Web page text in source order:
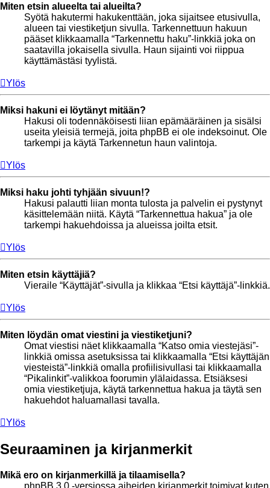
Miten etsin alueelta tai alueilta?
Syötä hakutermi hakukenttään, joka sijaitsee etusivulla,
alueen tai viestiketjun sivulla. Tarkennettuun hakuun
pääset klikkaamalla “Tarkennettu haku”-linkkiä joka on
saatavilla jokaisella sivulla. Haun sijainti voi riippua
käyttämästäsi tyylistä.
Ylös
Miksi hakuni ei löytänyt mitään?
Hakusi oli todennäköisesti liian epämääräinen ja sisälsi
useita yleisiä termejä, joita phpBB ei ole indeksoinut. Ole
tarkempi ja käytä Tarkennetun haun valintoja.
Ylös
Miksi haku johti tyhjään sivuun!?
Hakusi palautti liian monta tulosta ja palvelin ei pystynyt
käsittelemään niitä. Käytä “Tarkennettua hakua” ja ole
tarkempi hakuehdoissa ja alueissa joilta etsit.
Ylös
Miten etsin käyttäjiä?
Vieraile “Käyttäjät”-sivulla ja klikkaa “Etsi käyttäjä”-linkkiä.
Ylös
Miten löydän omat viestini ja viestiketjuni?
Omat viestisi näet klikkaamalla “Katso omia viestejäsi”-
linkkiä omissa asetuksissa tai klikkaamalla “Etsi käyttäjän
viesteistä”-linkkiä omalla profiilisivullasi tai klikkaamalla
“Pikalinkit”-valikkoa foorumin ylälaidassa. Etsiäksesi
omia viestiketjuja, käytä tarkennettua hakua ja täytä sen
hakuehdot haluamallasi tavalla.
Ylös
Seuraaminen ja kirjanmerkit
Mikä ero on kirjanmerkillä ja tilaamisella?
phpBB 3.0 -versiossa aiheiden kirjanmerkit toimivat kuten